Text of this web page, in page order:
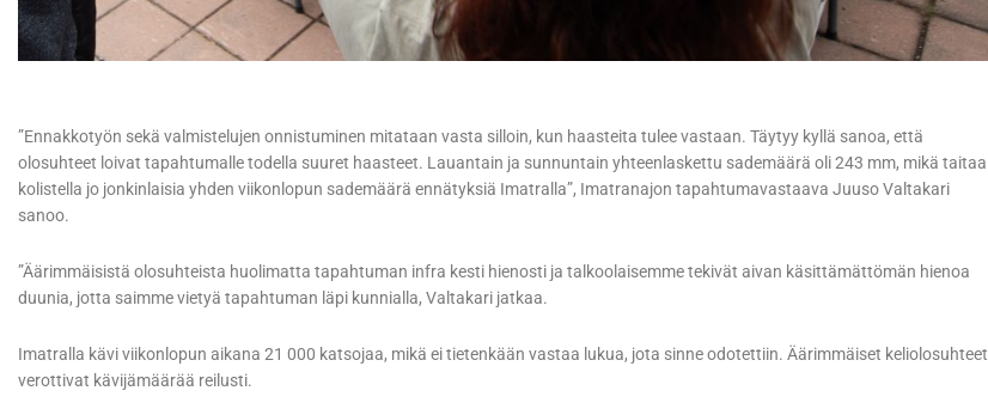
”Ennakkotyön sekä valmistelujen onnistuminen mitataan vasta silloin, kun haasteita tulee vastaan. Täytyy kyllä sanoa, että
olosuhteet loivat tapahtumalle todella suuret haasteet. Lauantain ja sunnuntain yhteenlaskettu sademäärä oli 243 mm, mikä taitaa
kolistella jo jonkinlaisia yhden viikonlopun sademäärä ennätyksiä Imatralla”, Imatranajon tapahtumavastaava Juuso Valtakari
sanoo.
”Äärimmäisistä olosuhteista huolimatta tapahtuman infra kesti hienosti ja talkoolaisemme tekivät aivan käsittämättömän hienoa
duunia, jotta saimme vietyä tapahtuman läpi kunnialla, Valtakari jatkaa.
Imatralla kävi viikonlopun aikana 21 000 katsojaa, mikä ei tietenkään vastaa lukua, jota sinne odotettiin. Äärimmäiset keliolosuhteet
verottivat kävijämäärää reilusti.